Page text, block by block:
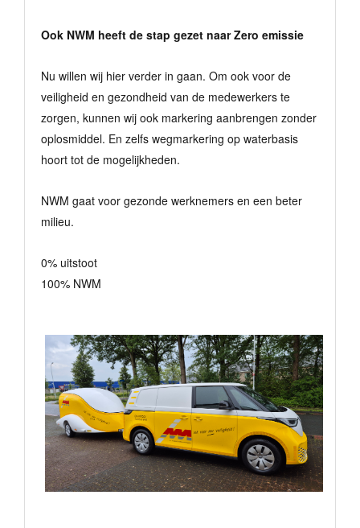
Ook NWM heeft de stap gezet naar Zero emissie
Nu willen wij hier verder in gaan. Om ook voor de
veiligheid en gezondheid van de medewerkers te
zorgen, kunnen wij ook markering aanbrengen zonder
oplosmiddel. En zelfs wegmarkering op waterbasis
hoort tot de mogelijkheden.
NWM gaat voor gezonde werknemers en een beter
milieu.
0% uitstoot
100% NWM